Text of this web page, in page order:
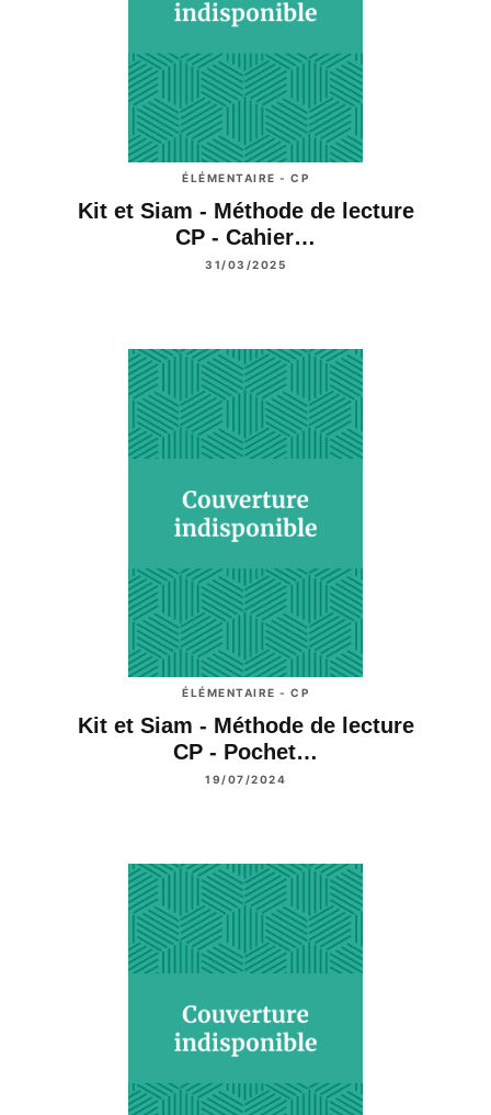
ÉLÉMENTAIRE - CP
Kit et Siam - Méthode de lecture
CP - Cahier…
31/03/2025
ÉLÉMENTAIRE - CP
Kit et Siam - Méthode de lecture
CP - Pochet…
19/07/2024